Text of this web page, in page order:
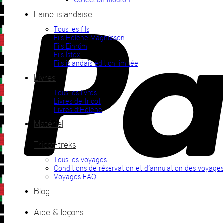
Laine islandaise
Tous les fils
Fils Hélène Magnússon
Fils Einrúm
Fils Ístex
Fils islandais édition limitée
Livres
Tous les livres
Livres de tricot
Livres d’Hélène
Matériel
Tricot-treks
Tous les voyages
Conditions de réservation et d’annulation des voyages
Voyages FAQ
Blog
Aide & leçons